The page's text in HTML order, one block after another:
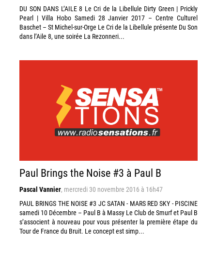
DU SON DANS L’AILE 8 Le Cri de la Libellule Dirty Green | Prickly
Pearl | Villa Hobo Samedi 28 Janvier 2017 – Centre Culturel
Baschet – St Michel-sur-Orge Le Cri de la Libellule présente Du Son
dans l’Aile 8, une soirée La Rezonneri...
Paul Brings the Noise #3 à Paul B
Pascal Vannier, mercredi 30 novembre 2016 à 16h47
PAUL BRINGS THE NOISE #3 JC SATAN - MARS RED SKY - PISCINE
samedi 10 Décembre – Paul B à Massy Le Club de Smurf et Paul B
s’associent à nouveau pour vous présenter la première étape du
Tour de France du Bruit. Le concept est simp...